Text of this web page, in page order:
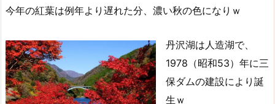
今年の紅葉は例年より遅れた分、濃い秋の色になりｗ
丹沢湖は人造湖で、
1978（昭和53）年に三
保ダムの建設により誕
生ｗ